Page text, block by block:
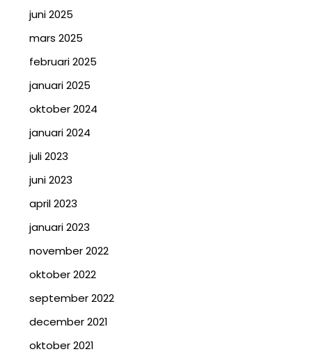
juni 2025
mars 2025
februari 2025
januari 2025
oktober 2024
januari 2024
juli 2023
juni 2023
april 2023
januari 2023
november 2022
oktober 2022
september 2022
december 2021
oktober 2021